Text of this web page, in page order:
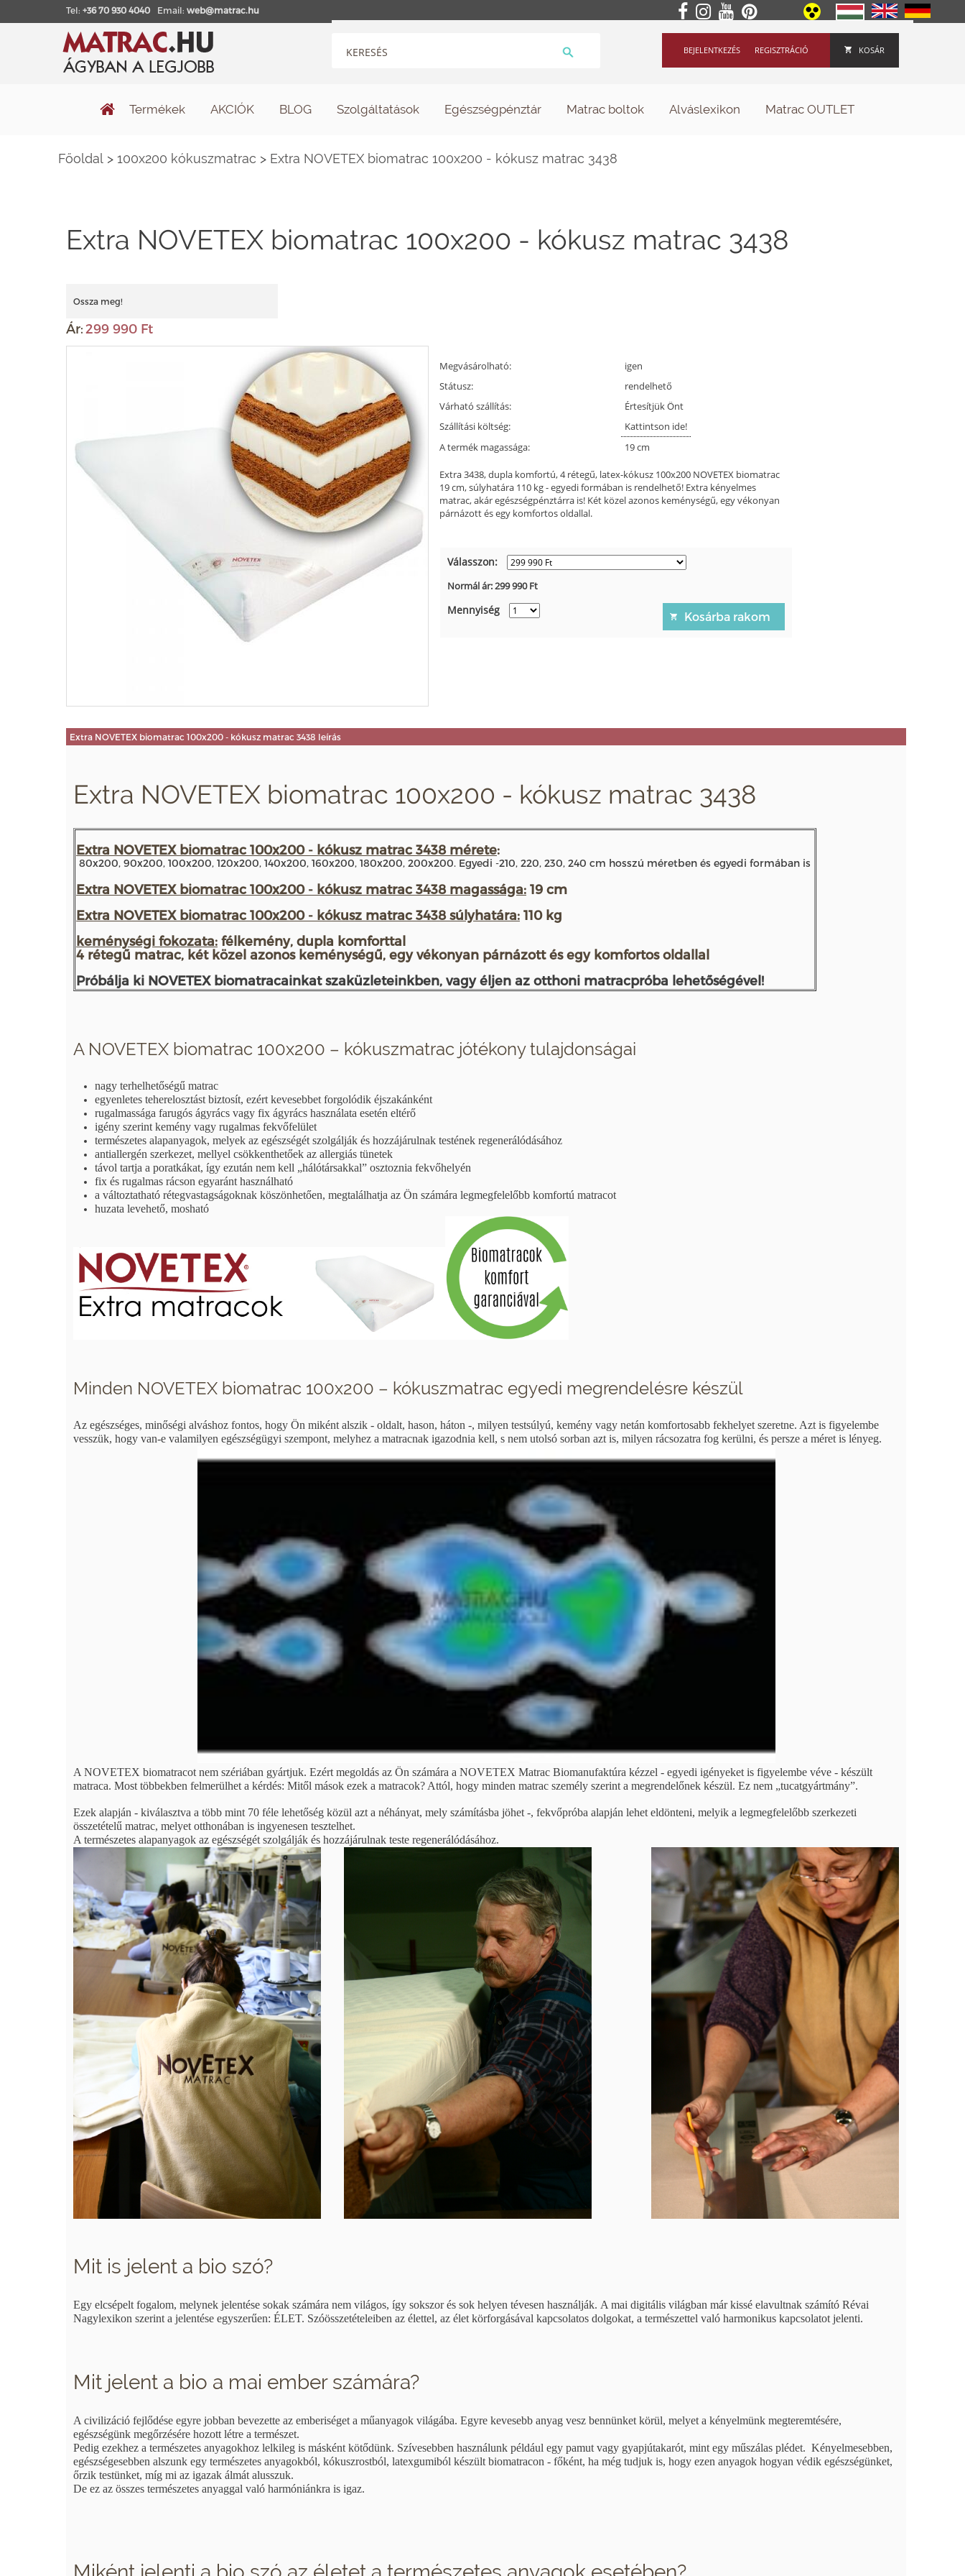
Tel: +36 70 930 4040 Email: web@matrac.hu
KOSÁR
REGISZTRÁCIÓ
BEJELENTKEZÉS
Termékek AKCIÓK BLOG Szolgáltatások Egészségpénztár Matrac boltok Alváslexikon Matrac OUTLET
Főoldal > 100x200 kókuszmatrac > Extra NOVETEX biomatrac 100x200 - kókusz matrac 3438
Extra NOVETEX biomatrac 100x200 - kókusz matrac 3438
Ossza meg!
Ár: 299 990 Ft
Megvásárolható:
igen
Státusz:
rendelhető
Várható szállítás:
Értesítjük Önt
Szállítási költség:
Kattintson ide!
A termék magassága:
19 cm
Extra 3438, dupla komfortú, 4 rétegű, latex-kókusz 100x200 NOVETEX biomatrac
19 cm, súlyhatára 110 kg - egyedi formában is rendelhető! Extra kényelmes
matrac, akár egészségpénztárra is! Két közel azonos keménységű, egy vékonyan
párnázott és egy komfortos oldallal.
Válasszon:
Normál ár:299 990Ft
Mennyiség
Extra NOVETEX biomatrac 100x200 - kókusz matrac 3438 leírás
Extra NOVETEX biomatrac 100x200 - kókusz matrac 3438
Extra NOVETEX biomatrac 100x200 - kókusz matrac 3438 mérete:
80x200, 90x200, 100x200, 120x200, 140x200, 160x200, 180x200, 200x200. Egyedi -210, 220, 230, 240 cm hosszú méretben és egyedi formában is
Extra NOVETEX biomatrac 100x200 - kókusz matrac 3438 magassága: 19 cm
Extra NOVETEX biomatrac 100x200 - kókusz matrac 3438 súlyhatára: 110 kg
keménységi fokozata: félkemény, dupla komforttal
4 rétegű matrac, két közel azonos keménységű, egy vékonyan párnázott és egy komfortos oldallal
Próbálja ki NOVETEX biomatracainkat szaküzleteinkben, vagy éljen az otthoni matracpróba lehetőségével!
A NOVETEX biomatrac 100x200 – kókuszmatrac jótékony tulajdonságai
nagy terhelhetőségű matrac
egyenletes teherelosztást biztosít, ezért kevesebbet forgolódik éjszakánként
rugalmassága farugós ágyrács vagy fix ágyrács használata esetén eltérő
igény szerint kemény vagy rugalmas fekvőfelület
természetes alapanyagok, melyek az egészségét szolgálják és hozzájárulnak testének regenerálódásához
antiallergén szerkezet, mellyel csökkenthetőek az allergiás tünetek
távol tartja a poratkákat, így ezután nem kell „hálótársakkal” osztoznia fekvőhelyén
fix és rugalmas rácson egyaránt használható
a változtatható rétegvastagságoknak köszönhetően, megtalálhatja az Ön számára legmegfelelőbb komfortú matracot
huzata levehető, mosható
Minden NOVETEX biomatrac 100x200 – kókuszmatrac egyedi megrendelésre készül
Az egészséges, minőségi alváshoz fontos, hogy Ön miként alszik - oldalt, hason, háton -, milyen testsúlyú, kemény vagy netán komfortosabb fekhelyet szeretne. Azt is figyelembe
vesszük, hogy van-e valamilyen egészségügyi szempont, melyhez a matracnak igazodnia kell, s nem utolsó sorban azt is, milyen rácsozatra fog kerülni, és persze a méret is lényeg.
A NOVETEX biomatracot nem szériában gyártjuk. Ezért megoldás az Ön számára a NOVETEX Matrac Biomanufaktúra kézzel - egyedi igényeket is figyelembe véve - készült
matraca. Most többekben felmerülhet a kérdés: Mitől mások ezek a matracok? Attól, hogy minden matrac személy szerint a megrendelőnek készül. Ez nem „tucatgyártmány”.
Ezek alapján - kiválasztva a több mint 70 féle lehetőség közül azt a néhányat, mely számításba jöhet -, fekvőpróba alapján lehet eldönteni, melyik a legmegfelelőbb szerkezeti
összetételű matrac, melyet otthonában is ingyenesen tesztelhet.
A természetes alapanyagok az egészségét szolgálják és hozzájárulnak teste regenerálódásához.
Mit is jelent a bio szó?
Egy elcsépelt fogalom, melynek jelentése sokak számára nem világos, így sokszor és sok helyen tévesen használják. A mai digitális világban már kissé elavultnak számító Révai
Nagylexikon szerint a jelentése egyszerűen: ÉLET. Szóösszetételeiben az élettel, az élet körforgásával kapcsolatos dolgokat, a természettel való harmonikus kapcsolatot jelenti.
Mit jelent a bio a mai ember számára?
A civilizáció fejlődése egyre jobban bevezette az emberiséget a műanyagok világába. Egyre kevesebb anyag vesz bennünket körül, melyet a kényelmünk megteremtésére,
egészségünk megőrzésére hozott létre a természet.
Pedig ezekhez a természetes anyagokhoz lelkileg is másként kötődünk. Szívesebben használunk például egy pamut vagy gyapjútakarót, mint egy műszálas plédet. Kényelmesebben,
egészségesebben alszunk egy természetes anyagokból, kókuszrostból, latexgumiból készült biomatracon - főként, ha még tudjuk is, hogy ezen anyagok hogyan védik egészségünket,
őrzik testünket, míg mi az igazak álmát alusszuk.
De ez az összes természetes anyaggal való harmóniánkra is igaz.